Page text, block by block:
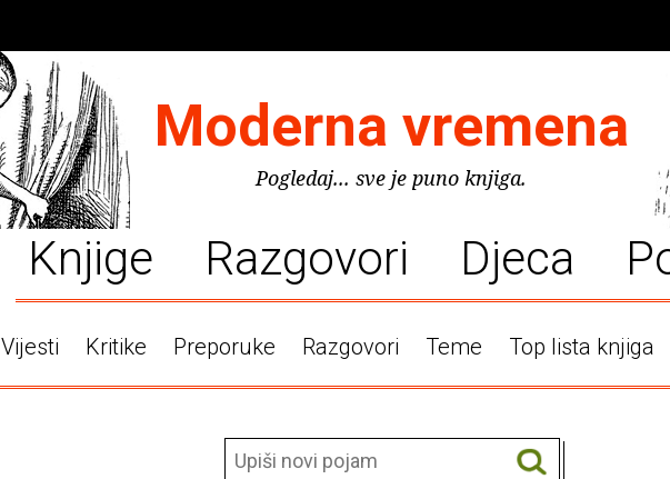
Moderna vremena
Pogledaj... sve je puno knjiga.
Knjige Razgovori Djeca
Vijesti Kritike Preporuke Razgovori Teme Top lista knjiga